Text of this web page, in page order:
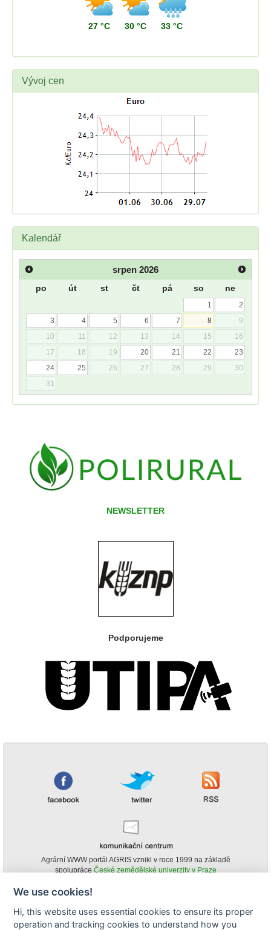
27 °C 30 °C 33 °C
Vývoj cen
Kalendář
srpen 2026
po út st čt pá so ne
1
2
3
4 5 6 7 8
9
10
11 12 13 14 15
16
17
18 19 20 21 22
23
24
25 26 27 28 29
30
31
NEWSLETTER
Podporujeme
Agrární WWW portál AGRIS vznikl v roce 1999 na základě
spolupráce České zemědělské univerzity v Praze
obsahu agrárního WWW portálu AGRIS je možné
(pokud není uvedeno jinak) pouze za podmínky uvedení zdroje v podobě
We use cookies!
Hi, this website uses essential cookies to ensure its proper
operation and tracking cookies to understand how you